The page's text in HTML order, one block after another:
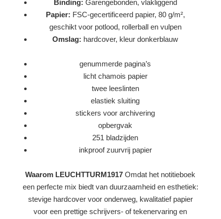
Binding: Garengebonden, vlakliggend
Papier: FSC-gecertificeerd papier, 80 g/m²,
geschikt voor potlood, rollerball en vulpen
Omslag: hardcover, kleur donkerblauw
genummerde pagina’s
licht chamois papier
twee leeslinten
elastiek sluiting
stickers voor archivering
opbergvak
251 bladzijden
inkproof zuurvrij papier
Waarom LEUCHTTURM1917 Omdat het notitieboek
een perfecte mix biedt van duurzaamheid en esthetiek:
stevige hardcover voor onderweg, kwalitatief papier
voor een prettige schrijvers- of tekenervaring en